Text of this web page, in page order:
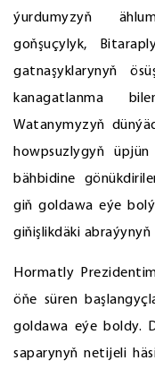
ýurdumyzyň
goňşuçylyk,
gatnaşyklarynyň
kanagatlanma
Watanymyzyň
howpsuzlygyň
bähbidine
giň goldawa eýe
giňişlikdäki
Hormatly
öňe süren
goldawa eýe boldy.
saparynyň netijeli